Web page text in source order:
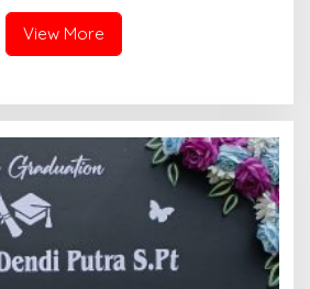
Perdamaian dan Dugaan
Fitnah Terkait Tuduhan
Pemerasan Rp250 Juta
View More